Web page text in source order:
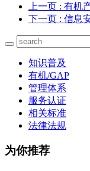
上一页 : 有机
下一页 : 信息
知识普及
有机/GAP
管理体系
服务认证
相关标准
法律法规
为你推荐